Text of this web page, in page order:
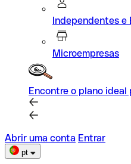
Independentes e
Microempresas
Encontre o plano ideal
Abrir uma conta Entrar
pt